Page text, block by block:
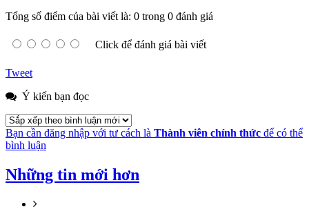
Tổng số điểm của bài viết là: 0 trong 0 đánh giá
Click để đánh giá bài viết
Tweet
Ý kiến bạn đọc
Bạn cần đăng nhập với tư cách là Thành viên chính thức để có thể
bình luận
Những tin mới hơn